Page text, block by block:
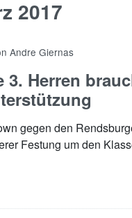
2017
Andre Giernas
3. Herren
gegen den
Festung um den